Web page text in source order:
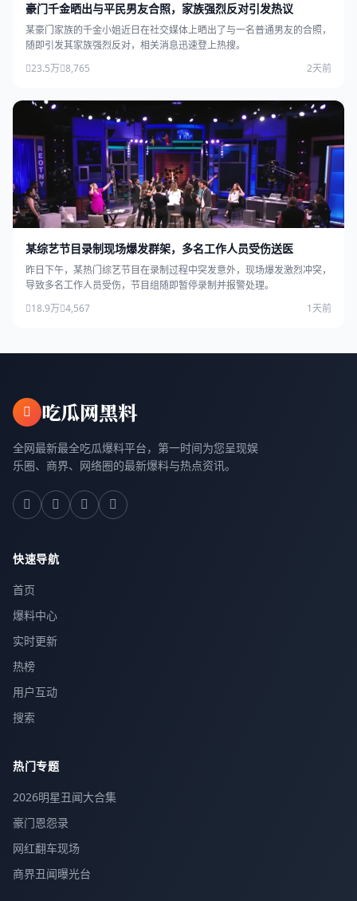
豪门千金晒出与平民男友合照，家族强烈反对引发热议
某豪门家族的千金小姐近日在社交媒体上晒出了与一名普通男友的合照，
随即引发其家族强烈反对，相关消息迅速登上热搜。
23.5万 8,765 2天前
某综艺节目录制现场爆发群架，多名工作人员受伤送医
昨日下午，某热门综艺节目在录制过程中突发意外，现场爆发激烈冲突，
导致多名工作人员受伤，节目组随即暂停录制并报警处理。
18.9万 4,567 1天前
吃瓜网黑料
全网最新最全吃瓜爆料平台，第一时间为您呈现娱
乐圈、商界、网络圈的最新爆料与热点资讯。
快速导航
首页
爆料中心
实时更新
热榜
用户互动
搜索
热门专题
2026明星丑闻大合集
豪门恩怨录
网红翻车现场
商界丑闻曝光台